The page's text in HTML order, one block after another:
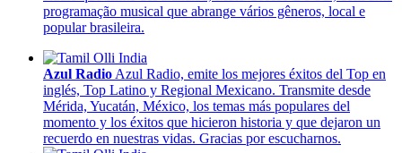
programação musical que abrange vários gêneros, local e
popular brasileira.
Azul Radio Azul Radio, emite los mejores éxitos del Top en
inglés, Top Latino y Regional Mexicano. Transmite desde
Mérida, Yucatán, México, los temas más populares del
momento y los éxitos que hicieron historia y que dejaron un
recuerdo en nuestras vidas. Gracias por escucharnos.